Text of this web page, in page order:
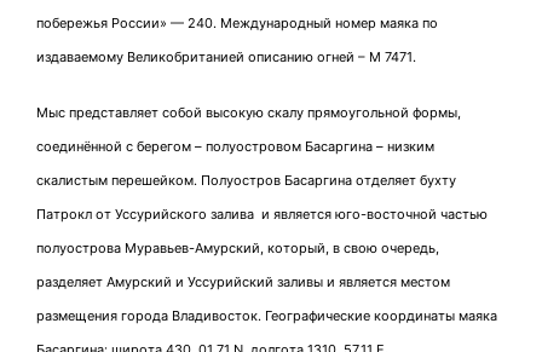
побережья России» — 240. Международный номер маяка по
издаваемому Великобританией описанию огней – М 7471.
Мыс представляет собой высокую скалу прямоугольной формы,
соединённой с берегом – полуостровом Басаргина – низким
скалистым перешейком. Полуостров Басаргина отделяет бухту
Патрокл от Уссурийского залива и является юго-восточной частью
полуострова Муравьев-Амурский, который, в свою очередь,
разделяет Амурский и Уссурийский заливы и является местом
размещения города Владивосток. Географические координаты маяка